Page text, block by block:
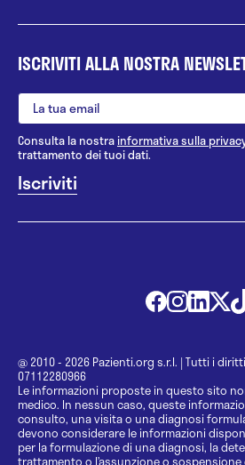
ISCRIVITI ALLA NOSTRA
Consulta la nostrainformativa sulla
trattamento dei tuoi dati.
@ 2010 - 2026 Pazienti.org s.r.l. | Tutti i
07112280966
Le informazioni proposte in questo sito
medico. In nessun caso, queste
consulto, una visita o una diagnosi
devono considerare le informazioni
per la formulazione di una diagnosi, la
trattamento o l’assunzione o